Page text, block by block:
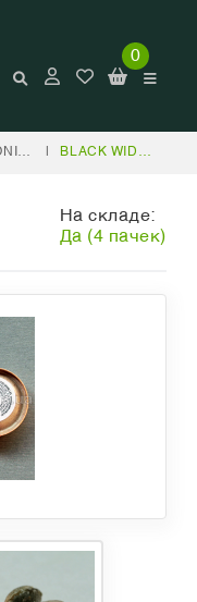
0
POSITRONICS | BLACK WIDOW
На складе:
Да (4 пачек)